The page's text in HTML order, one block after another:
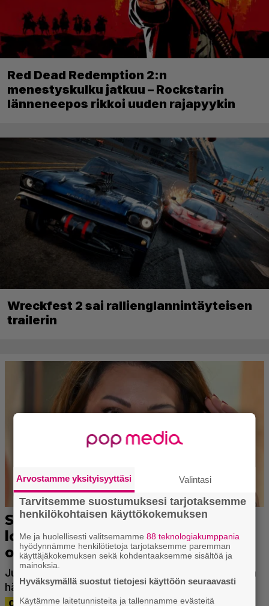
Red Dead Redemption 2:n
menestyskulku jatkuu – Rockstarin
länneneepos rikkoi uuden rajapyykin
Wreckfest 2 sai rallienglannintäyteisen
trailerin
Arvostamme yksityisyyttäsi Valintasi
Tarvitsemme suostumuksesi tarjotaksemme
henkilökohtaisen käyttökokemuksen
Me ja huolellisesti valitsemamme88 teknologiakumppania
hyödynnämme henkilötietoja tarjotaksemme paremman
käyttäjäkokemuksen sekä kohdentaaksemme sisältöä ja
mainoksia.
Hyväksymällä suostut tietojesi käyttöön seuraavasti
Käytämme laitetunnisteita ja tallennamme evästeitä